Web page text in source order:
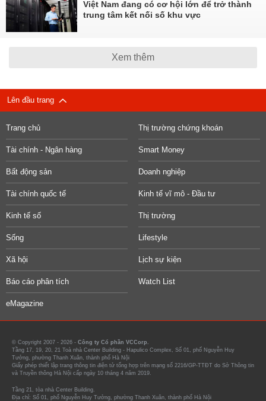
Việt Nam đang có cơ hội lớn để trở thành
trung tâm kết nối số khu vực
Xem thêm
Lên đầu trang
Trang chủ Thị trường chứng khoán
Tài chính - Ngân hàng Smart Money
Bất động sản Doanh nghiệp
Tài chính quốc tế Kinh tế vĩ mô - Đầu tư
Kinh tế số Thị trường
Sống Lifestyle
Xã hội Lịch sự kiện
Báo cáo phân tích Watch List
eMagazine
© Copyright 2007 - 2026 - Công ty Cổ phần VCCorp.
Tầng 17, 19, 20, 21 Toà nhà Center Building - Hapulico Complex, Số 01, phố Nguyễn Huy
Tưởng, phường Thanh Xuân, thành phố Hà Nội
Giấy phép thiết lập trang thông tin điện tử tổng hợp trên mạng số 2216/GP-TTĐT do Sở Thông tin
và Truyền thông Hà Nội cấp ngày 10 tháng 4 năm 2019.
Tầng 21, tòa nhà Center Building.
Địa chỉ: Số 01, phố Nguyễn Huy Tưởng, phường Thanh Xuân, thành phố Hà Nội